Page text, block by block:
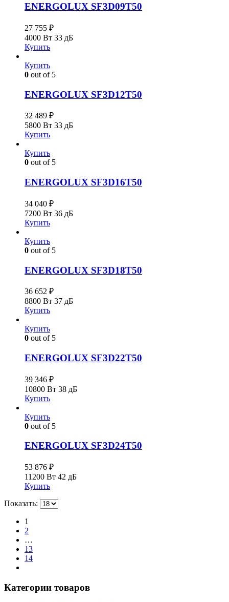
ENERGOLUX SF3D09T50
27 755 ₽
4000 Вт 33 дБ
Купить
Купить
0 out of 5
ENERGOLUX SF3D12T50
32 489 ₽
5800 Вт 33 дБ
Купить
Купить
0 out of 5
ENERGOLUX SF3D16T50
34 040 ₽
7200 Вт 36 дБ
Купить
Купить
0 out of 5
ENERGOLUX SF3D18T50
36 652 ₽
8800 Вт 37 дБ
Купить
Купить
0 out of 5
ENERGOLUX SF3D22T50
39 346 ₽
10800 Вт 38 дБ
Купить
Купить
0 out of 5
ENERGOLUX SF3D24T50
53 876 ₽
11200 Вт 42 дБ
Купить
Показать:
1
2
…
13
14
Категории товаров